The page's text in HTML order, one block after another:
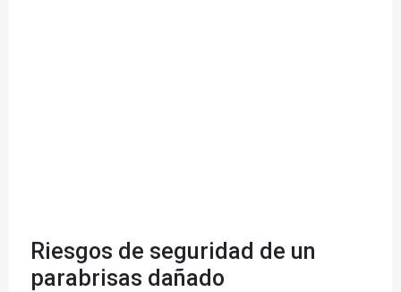
Riesgos de seguridad de un
parabrisas dañado